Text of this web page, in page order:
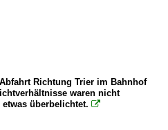
Richtung Trier im Bahnhof
waren nicht
überbelichtet. 